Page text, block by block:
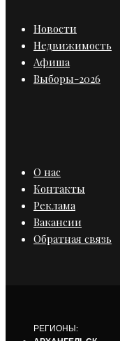
Новости
Недвижимость
Афиша
Выборы-2026
О нас
Контакты
Реклама
Вакансии
Обратная связь
РЕГИОНЫ: